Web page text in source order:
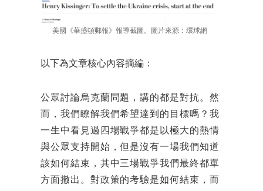
美國《華盛頓郵報》報導截圖。圖片來源：環球網
以下為文章核心內容摘編：
公眾討論烏克蘭問題，講的都是對抗。然
而，我們瞭解我們希望達到的目標嗎？我
一生中看見過四場戰爭都是以極大的熱情
與公眾支持開始，但是沒有一場我們知道
該如何結束，其中三場戰爭我們最終都單
方面撤出。對政策的考驗是如何結束，而